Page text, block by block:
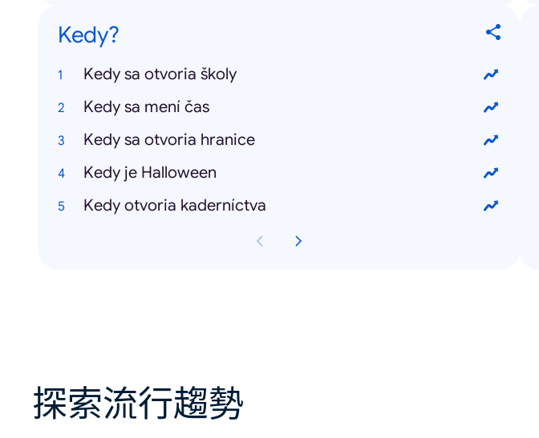
Kedy?
Kedy sa otvoria školy
Kedy sa mení čas
Kedy sa otvoria hranice
Kedy je Halloween
Kedy otvoria kaderníctva
探索流行趨勢